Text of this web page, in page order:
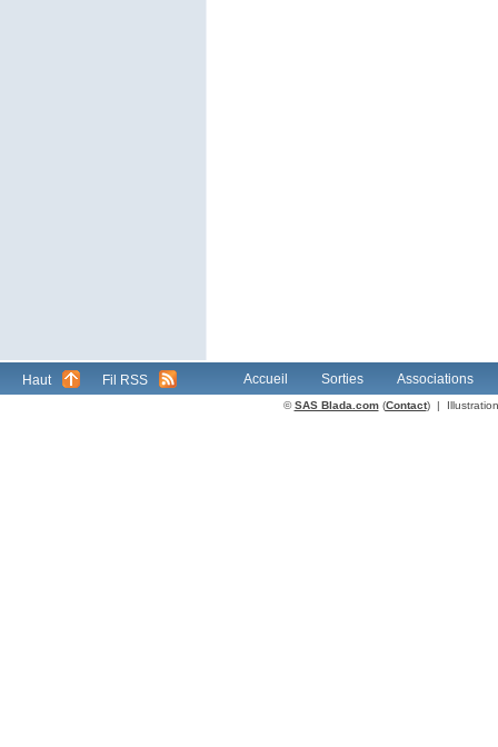
Haut Fil RSS Accueil Sorties Associations
©SAS Blada.com(Contact) |